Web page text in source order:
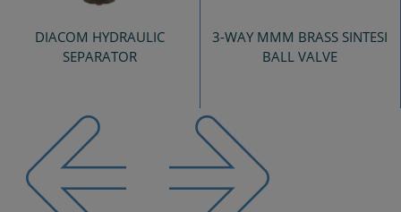
DIACOM HYDRAULIC
SEPARATOR
3-WAY MMM BRASS SINTESI
BALL VALVE
Previous